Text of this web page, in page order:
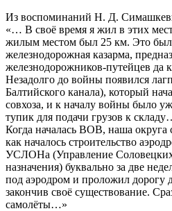
Из воспоминаний Н. Д.
«… В своё время я жил в этих
жилым местом был 25 км. Это
железнодорожная казарма,
железнодорожников-путейцев да
Незадолго до войны появился
Балтийского канала), который
совхоза, и к началу войны было
тупик для подачи грузов к
Когда началась ВОВ, наша округа
как началось строительство
УСЛОНа (Управление Соловецких
назначения) буквально за две
под аэродром и проложил дорогу
закончив своё существование.
самолёты…»